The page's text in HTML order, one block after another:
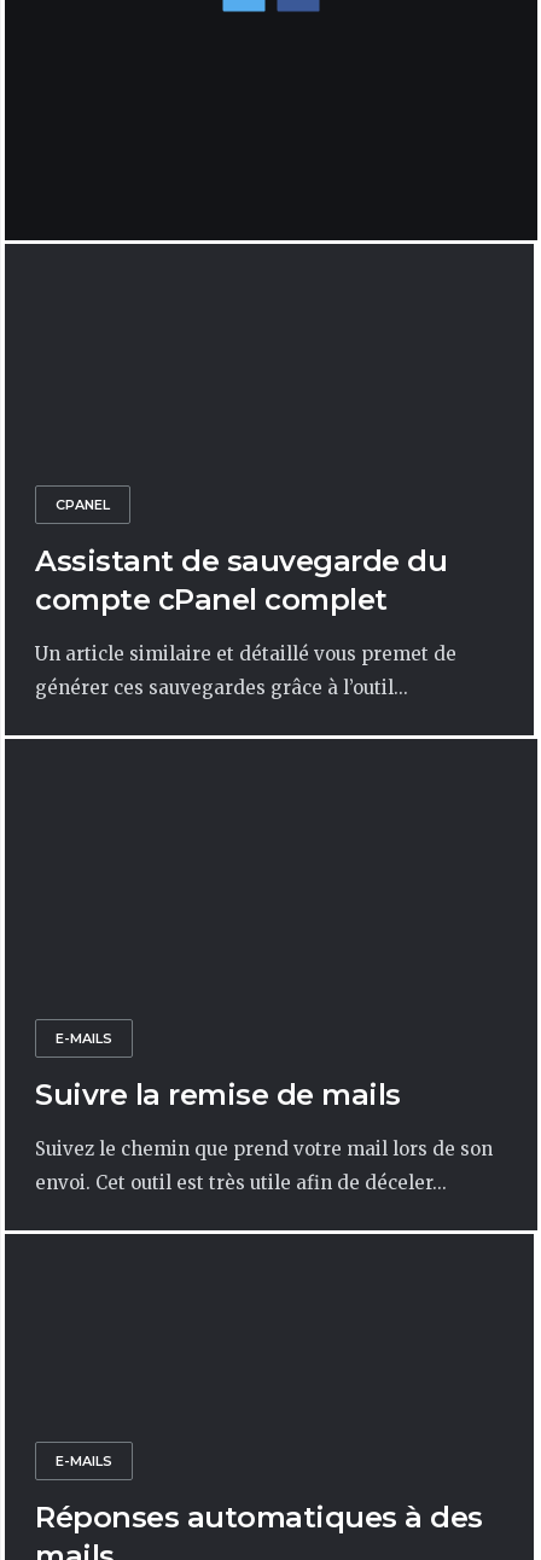
CPANEL
Assistant de sauvegarde du
compte cPanel complet
Un article similaire et détaillé vous premet de
générer ces sauvegardes grâce à l’outil...
E-MAILS
Suivre la remise de mails
Suivez le chemin que prend votre mail lors de son
envoi. Cet outil est très utile afin de déceler...
E-MAILS
Réponses automatiques à des